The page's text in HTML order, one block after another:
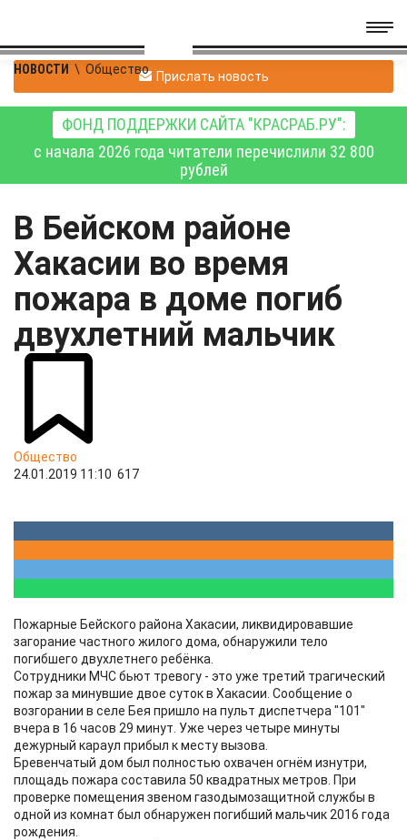
НОВОСТИ \ Общество Прислать новость
ФОНД ПОДДЕРЖКИ САЙТА "КРАСРАБ.РУ":
с начала 2026 года читатели перечислили 32 800
рублей
В Бейском районе
Хакасии во время
пожара в доме погиб
двухлетний мальчик
Общество
24.01.2019 11:10 617
Пожарные Бейского района Хакасии, ликвидировавшие
загорание частного жилого дома, обнаружили тело
погибшего двухлетнего ребёнка.
Сотрудники МЧС бьют тревогу - это уже третий трагический
пожар за минувшие двое суток в Хакасии. Сообщение о
возгорании в селе Бея пришло на пульт диспетчера "101"
вчера в 16 часов 29 минут. Уже через четыре минуты
дежурный караул прибыл к месту вызова.
Бревенчатый дом был полностью охвачен огнём изнутри,
площадь пожара составила 50 квадратных метров. При
проверке помещения звеном газодымозащитной службы в
одной из комнат был обнаружен погибший мальчик 2016 года
рождения.